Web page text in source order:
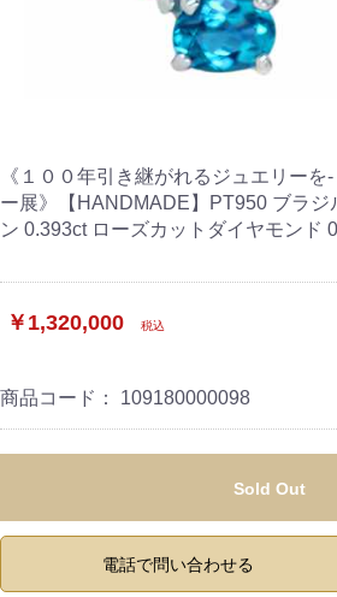
《１００年引き継がれるジュエリーを
ー展》【HANDMADE】PT950 ブラジ
ン 0.393ct ローズカットダイヤモンド
￥1,320,000 税込
商品コード： 109180000098
Sold Out
電話で問い合わせる